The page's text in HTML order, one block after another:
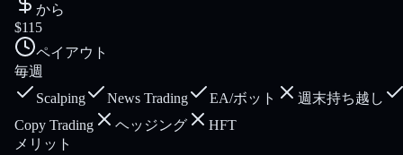
から
$115
ペイアウト
毎週
Scalping
News Trading EA/ボット
週末持ち越し
Copy Trading
ヘッジング
HFT
メリット